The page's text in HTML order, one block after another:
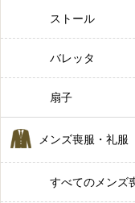
ストール
バレッタ
扇子
メンズ喪服・礼服
すべてのメンズ